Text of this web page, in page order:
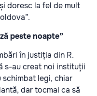
doresc la fel de mult
peste noapte”
în justiția din R.
s-au creat noi instituții
schimbat legi, chiar
dar tocmai ca să